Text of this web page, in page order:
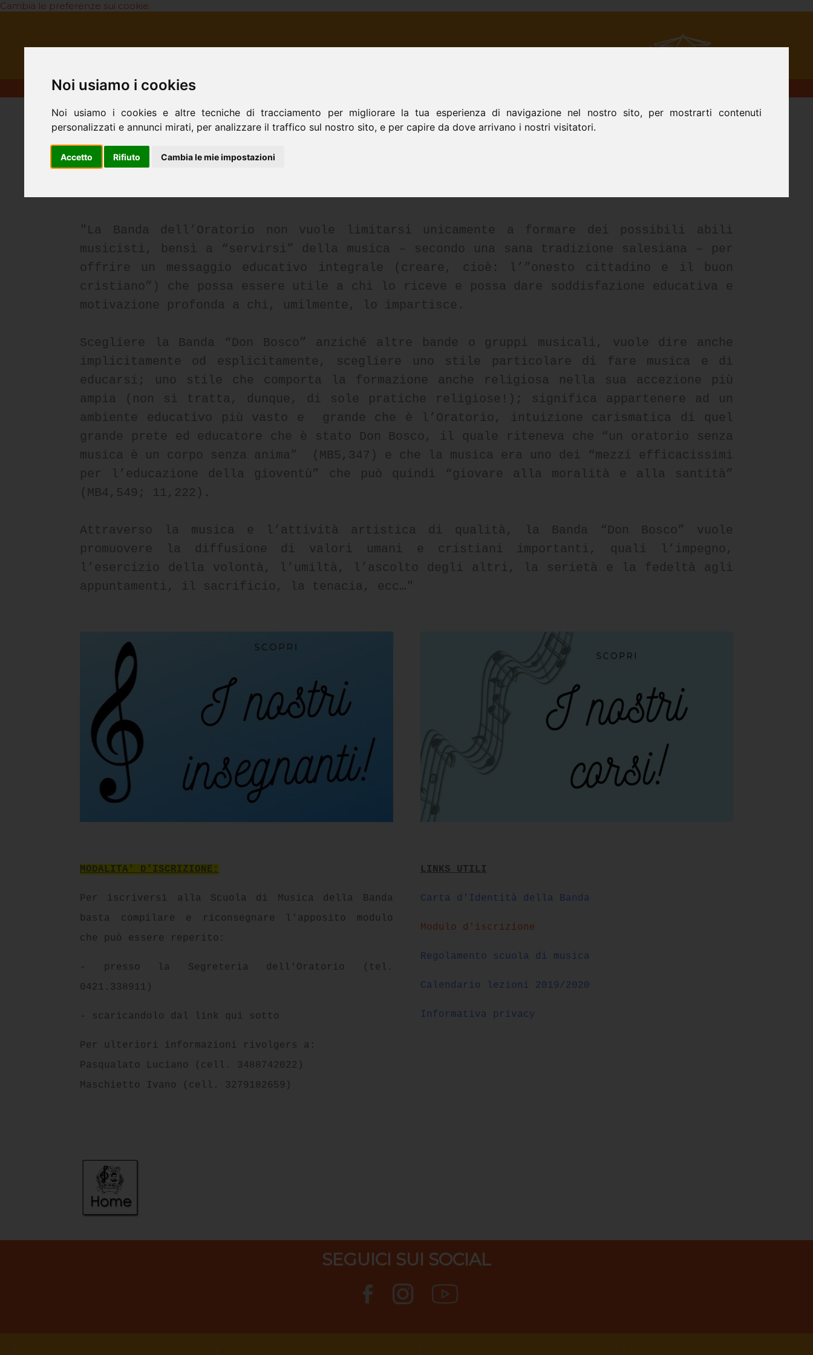
Noi usiamo i cookies
Noi usiamo i cookies e altre tecniche di tracciamento per migliorare la tua esperienza di navigazione nel nostro sito, per mostrarti contenuti
personalizzati e annunci mirati, per analizzare il traffico sul nostro sito, e per capire da dove arrivano i nostri visitatori.
Accetto Rifiuto Cambia le mie impostazioni
Cambia le preferenze sui cookie.
HOME CHI SIAMO LA NOSTRA STORIA ORATORIO SCUOLA CINEMA CONTATTI
Scuola di Musica
La nostra filosofia, la nostra missione...
"La Banda dell’Oratorio non vuole limitarsi unicamente a formare dei possibili abili
musicisti, bensì a “servirsi” della musica – secondo una sana tradizione salesiana – per
offrire un messaggio educativo integrale (creare, cioè: l’”onesto cittadino e il buon
cristiano”) che possa essere utile a chi lo riceve e possa dare soddisfazione educativa e
motivazione profonda a chi, umilmente, lo impartisce.
Scegliere la Banda “Don Bosco” anziché altre bande o gruppi musicali, vuole dire anche
implicitamente od esplicitamente, scegliere uno stile particolare di fare musica e di
educarsi; uno stile che comporta la formazione anche religiosa nella sua accezione più
ampia (non si tratta, dunque, di sole pratiche religiose!); significa appartenere ad un
ambiente educativo più vasto e grande che è l’Oratorio, intuizione carismatica di quel
grande prete ed educatore che è stato Don Bosco, il quale riteneva che “un oratorio senza
musica è un corpo senza anima” (MB5,347) e che la musica era uno dei “mezzi efficacissimi
per l’educazione della gioventù” che può quindi “giovare alla moralità e alla santità”
(MB4,549; 11,222).
Attraverso la musica e l’attività artistica di qualità, la Banda “Don Bosco” vuole
promuovere la diffusione di valori umani e cristiani importanti, quali l’impegno,
l’esercizio della volontà, l’umiltà, l’ascolto degli altri, la serietà e la fedeltà agli
appuntamenti, il sacrificio, la tenacia, ecc…"
MODALITA' D'ISCRIZIONE:
Per iscriversi alla Scuola di Musica della Banda
basta compilare e riconsegnare l'apposito modulo
che può essere reperito:
- presso la Segreteria dell'Oratorio (tel.
0421.338911)
- scaricandolo dal link qui sotto
Per ulteriori informazioni rivolgers a:
Pasqualato Luciano (cell. 3488742022)
Maschietto Ivano (cell. 3279182659)
LINKS UTILI
Carta d'Identità della Banda
Modulo d'iscrizione
Regolamento scuola di musica
Calendario lezioni 2019/2020
Informativa privacy
SEGUICI SUI SOCIAL